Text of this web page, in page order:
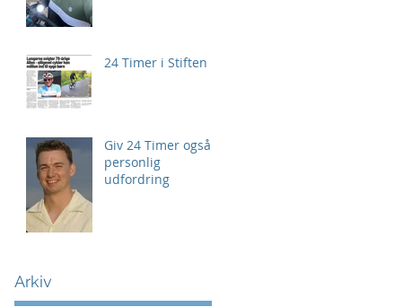
24 Timer i Stiften
Giv 24 Timer også
personlig
udfordring
Arkiv